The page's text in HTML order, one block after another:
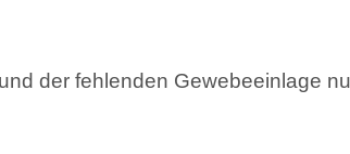
der fehlenden Gewebeeinlage